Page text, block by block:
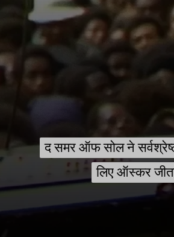
द समर ऑफ सोल ने
लिए ऑस्कर
द समर ऑफ सोल ने
लिए ऑस्कर